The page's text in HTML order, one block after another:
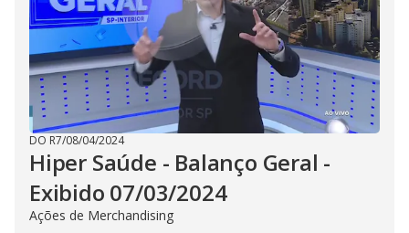
DO R7/08/04/2024
Hiper Saúde - Balanço Geral -
Exibido 07/03/2024
Ações de Merchandising